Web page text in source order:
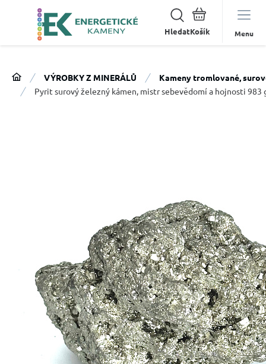
Hledat Menu
VÝROBKY Z MINERÁLŮ
Kameny tromlované,
Pyrit surový železný kámen, mistr sebevědomí a hojnosti 983